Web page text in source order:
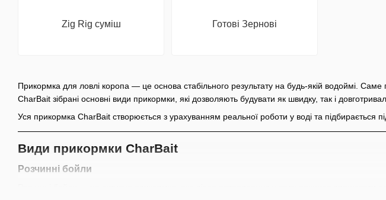
Прикормка для ловлі коропа — це основа стабільного результату на будь-якій водоймі.
CharBait зібрані основні види прикормки, які дозволяють будувати як швидку, так і
Уся прикормка CharBait створюється з урахуванням реальної роботи у воді та підбирається
Види прикормки CharBait
Розчинні бойли
Zig Rig суміш Готові Зернові